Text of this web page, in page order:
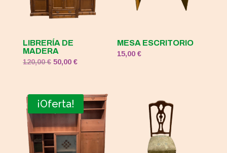
LIBRERÍA DE
MADERA
120,00€ El
era:
120,00 €.
50,00 €El
es:
50,00 €.
MESA ESCRITORIO
15,00€
¡Oferta!